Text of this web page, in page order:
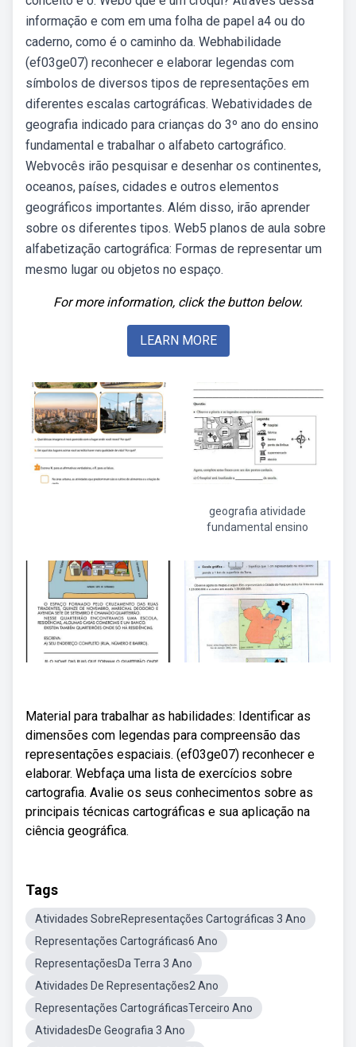
informação e com em uma folha de papel a4 ou do
caderno, como é o caminho da. Webhabilidade
(ef03ge07) reconhecer e elaborar legendas com
símbolos de diversos tipos de representações em
diferentes escalas cartográficas. Webatividades de
geografia indicado para crianças do 3º ano do ensino
fundamental e trabalhar o alfabeto cartográfico.
Webvocês irão pesquisar e desenhar os continentes,
oceanos, países, cidades e outros elementos
geográficos importantes. Além disso, irão aprender
sobre os diferentes tipos. Web5 planos de aula sobre
alfabetização cartográfica: Formas de representar um
mesmo lugar ou objetos no espaço.
For more information, click the button below.
LEARN MORE
geografia atividade
fundamental ensino
Material para trabalhar as habilidades: Identificar as
dimensões com legendas para compreensão das
representações espaciais. (ef03ge07) reconhecer e
elaborar. Webfaça uma lista de exercícios sobre
cartografia. Avalie os seus conhecimentos sobre as
principais técnicas cartográficas e sua aplicação na
ciência geográfica.
Tags
Atividades SobreRepresentações Cartográficas 3 Ano
Representações Cartográficas6 Ano
RepresentaçõesDa Terra 3 Ano
Atividades De Representações2 Ano
Representações CartográficasTerceiro Ano
AtividadesDe Geografia 3 Ano